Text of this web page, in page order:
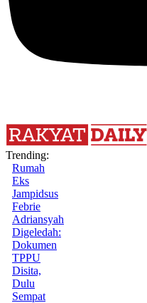
Trending:
Rumah
Eks
Jampidsus
Febrie
Adriansyah
Digeledah:
Dokumen
TPPU
Disita,
Dulu
Sempat